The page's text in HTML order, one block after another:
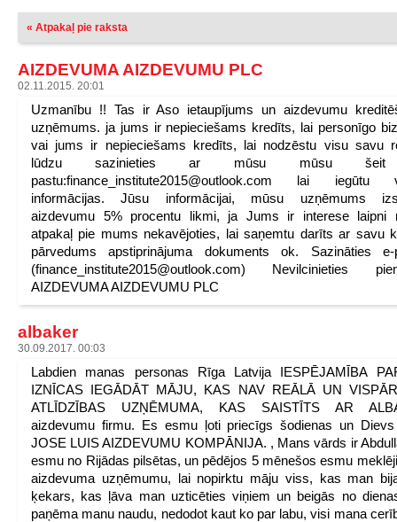
« Atpakaļ pie raksta
AIZDEVUMA AIZDEVUMU PLC
02.11.2015. 20:01
Uzmanību !! Tas ir Aso ietaupījums un aizdevumu
uzņēmums. ja jums ir nepieciešams kredīts, lai personīgo
vai jums ir nepieciešams kredīts, lai nodzēstu visu savu
lūdzu sazinieties ar mūsu mūsu
pastu:finance_institute2015@outlook.com lai iegūtu
informācijas. Jūsu informācijai, mūsu uzņēmums
aizdevumu 5% procentu likmi, ja Jums ir interese laipni
atpakaļ pie mums nekavējoties, lai saņemtu darīts ar savu
pārvedums apstiprinājuma dokuments ok. Sazināties e-
(finance_institute2015@outlook.com) Nevilcinieties
AIZDEVUMA AIZDEVUMU PLC
albaker
30.09.2017. 00:03
Labdien manas personas Rīga Latvija IESPĒJAMĪBA
IZNĪCAS IEGĀDĀT MĀJU, KAS NAV REĀLĀ UN
ATLĪDZĪBAS UZŅĒMUMA, KAS SAISTĪTS AR
aizdevumu firmu. Es esmu ļoti priecīgs šodienas un
JOSE LUIS AIZDEVUMU KOMPĀNIJA. , Mans vārds ir
esmu no Rijādas pilsētas, un pēdējos 5 mēnešos esmu
aizdevuma uzņēmumu, lai nopirktu māju viss, kas man
ķekars, kas ļāva man uzticēties viņiem un beigās no
paņēma manu naudu, nedodot kaut ko par labu, visi mana